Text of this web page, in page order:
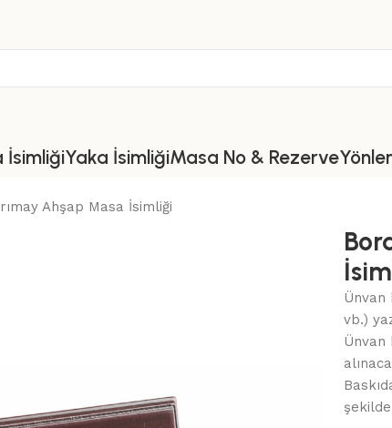
İsimliğiYaka İsimliğiMasa No & Rezerve
Ahşap Masa İsimliği
Ünvan
vb.)
Ünvan